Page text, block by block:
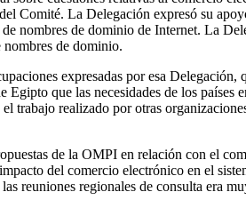
Comité. La Delegación expresó su
nombres de dominio de Internet. La
de dominio.
expresadas por esa Delegación,
que las necesidades de los países
realizado por otras
de la OMPI en relación con el
del comercio electrónico en el
reuniones regionales de consulta era